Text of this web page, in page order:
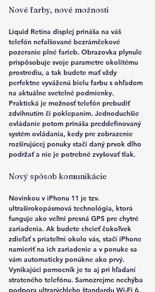
Nové farby, nové možnosti
Liquid Retina displej prináša na váš
telefón nefalšované bezrámčekové
pozeranie plné farieb. Obrazovka plynule
prispôsobuje svoje parametre okolitému
prostrediu, a tak budete mať vždy
perfektne vyváženú bielu farbu s ohľadom
na aktuálne svetelné podmienky.
Praktická je možnosť telefón prebudiť
zdvihnutím či poklepaním. Jednoduchšie
ovládanie potom prináša preddefinovaný
systém ovládania, kedy pre zobrazenie
rozširujúcej ponuky stačí daný prvok dlho
podržať a nie je potrebné zvyšovať tlak.
Nový spôsob komunikácie
Novinkou v iPhonu 11 je tzv.
ultraširokopásmová technológia, ktorá
funguje ako veľmi presná GPS pre chytré
zariadenia. Ak budete chcieť čokoľvek
zdieľať s priateľmi okolo vás, stačí iPhone
namieriť na ich zariadenie a v ponuke sa
vám automaticky ponúkne ako prvý.
Vynikajúci pomocník je to aj pri hľadaní
strateného telefónu. Samozrejme nechýba